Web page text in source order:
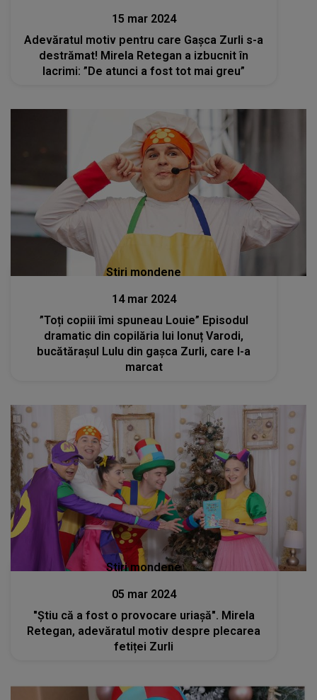
15 mar 2024
Adevăratul motiv pentru care Gașca Zurli s-a
destrămat! Mirela Retegan a izbucnit în
lacrimi: ”De atunci a fost tot mai greu”
Stiri mondene
14 mar 2024
”Toți copiii îmi spuneau Louie” Episodul
dramatic din copilăria lui Ionuț Varodi,
bucătărașul Lulu din gașca Zurli, care l-a
marcat
Stiri mondene
05 mar 2024
"Știu că a fost o provocare uriașă". Mirela
Retegan, adevăratul motiv despre plecarea
fetiței Zurli